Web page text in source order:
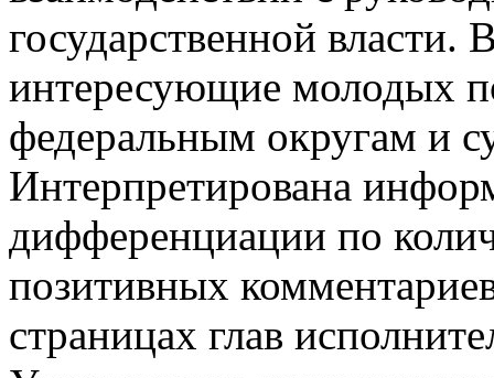
государственной
интересующие молодых
федеральным округам и
Интерпретирована
дифференциации по
позитивных
страницах глав